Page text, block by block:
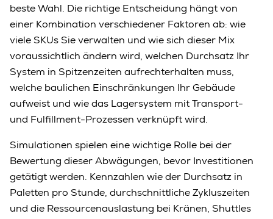
beste Wahl. Die richtige Entscheidung hängt von
einer Kombination verschiedener Faktoren ab: wie
viele SKUs Sie verwalten und wie sich dieser Mix
voraussichtlich ändern wird, welchen Durchsatz Ihr
System in Spitzenzeiten aufrechterhalten muss,
welche baulichen Einschränkungen Ihr Gebäude
aufweist und wie das Lagersystem mit Transport-
und Fulfillment-Prozessen verknüpft wird.
Simulationen spielen eine wichtige Rolle bei der
Bewertung dieser Abwägungen, bevor Investitionen
getätigt werden. Kennzahlen wie der Durchsatz in
Paletten pro Stunde, durchschnittliche Zykluszeiten
und die Ressourcenauslastung bei Kränen, Shuttles